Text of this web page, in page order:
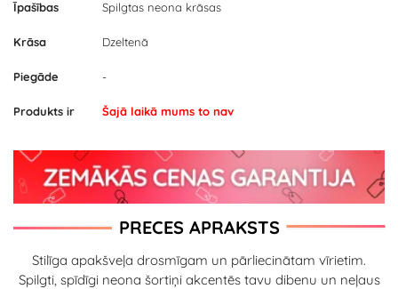
Īpašības Spilgtas neona krāsas
Krāsa Dzeltenā
Piegāde -
Produkts ir Šajā laikā mums to nav
PRECES APRAKSTS
Stilīga apakšveļa drosmīgam un pārliecinātam vīrietim.
Spilgti, spīdīgi neona šortiņi akcentēs tavu dibenu un neļaus